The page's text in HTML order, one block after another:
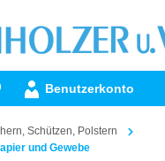
Benutzerkonto
Schützen, Polstern
und Gewebe